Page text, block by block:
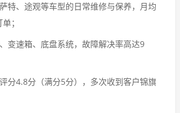
特、途观等车型的日常维修与保养，月均
；
变速箱、底盘系统，故障解决率高达9
分4.8分（满分5分），多次收到客户锦旗